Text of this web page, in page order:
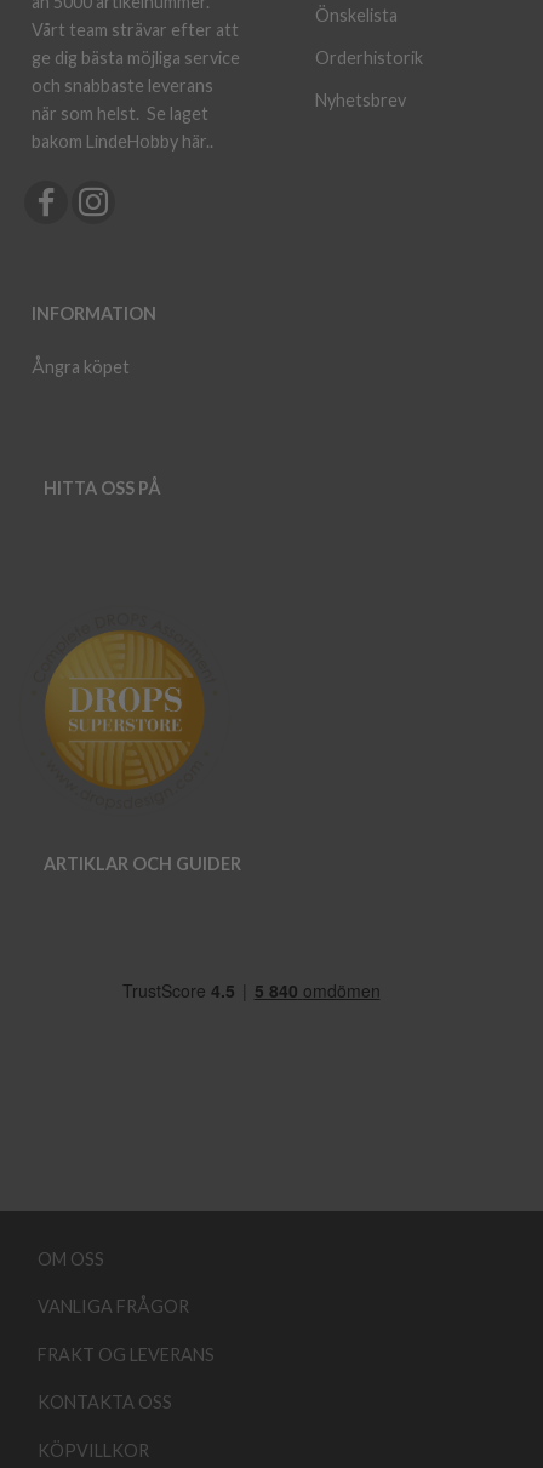
Vårt team strävar efter att
ge dig bästa möjliga service
och snabbaste leverans
när som helst. Se laget
bakom LindeHobby här..
INFORMATION
Ångra köpet
Önskelista
Orderhistorik
Nyhetsbrev
HITTA OSS PÅ
ARTIKLAR OCH GUIDER
OM OSS
VANLIGA FRÅGOR
FRAKT OG LEVERANS
KONTAKTA OSS
KÖPVILLKOR